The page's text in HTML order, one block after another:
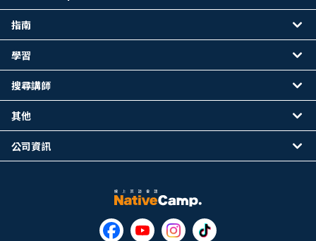
指南
學習
搜尋講師
其他
公司資訊